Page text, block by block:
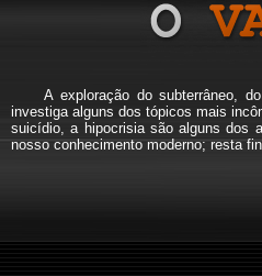
A exploração do subterrâneo,
investiga alguns dos tópicos mais
suicídio, a hipocrisia são alguns dos
nosso conhecimento moderno; resta